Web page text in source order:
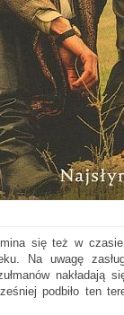
się też w
Na uwagę
nakładają
podbiło ten